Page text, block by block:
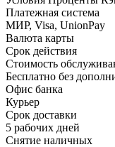
Платежная система
МИР, Visa, UnionPay
Валюта карты
Срок действия
Стоимость
Бесплатно без
Офис банка
Курьер
Срок доставки
5 рабочих дней
Снятие наличных